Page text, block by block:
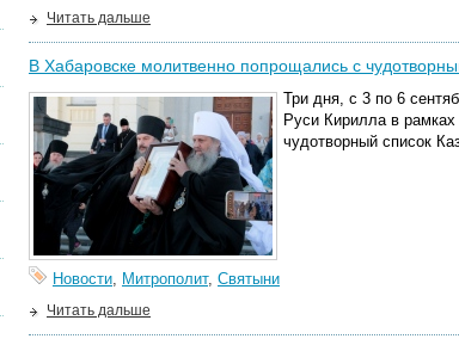
Читать дальше
В Хабаровске молитвенно попрощались с
Три дня, с 3 по 6
Руси Кирилла в
чудотворный список
Новости, Митрополит, Святыни
Читать дальше